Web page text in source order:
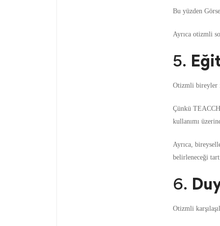
Bu yüzden
Ayrıca otizmli
5.
Otizmli bireyler
Çünkü
kullanımı
Ayrıca,
belirleneceği
6.
Otizmli